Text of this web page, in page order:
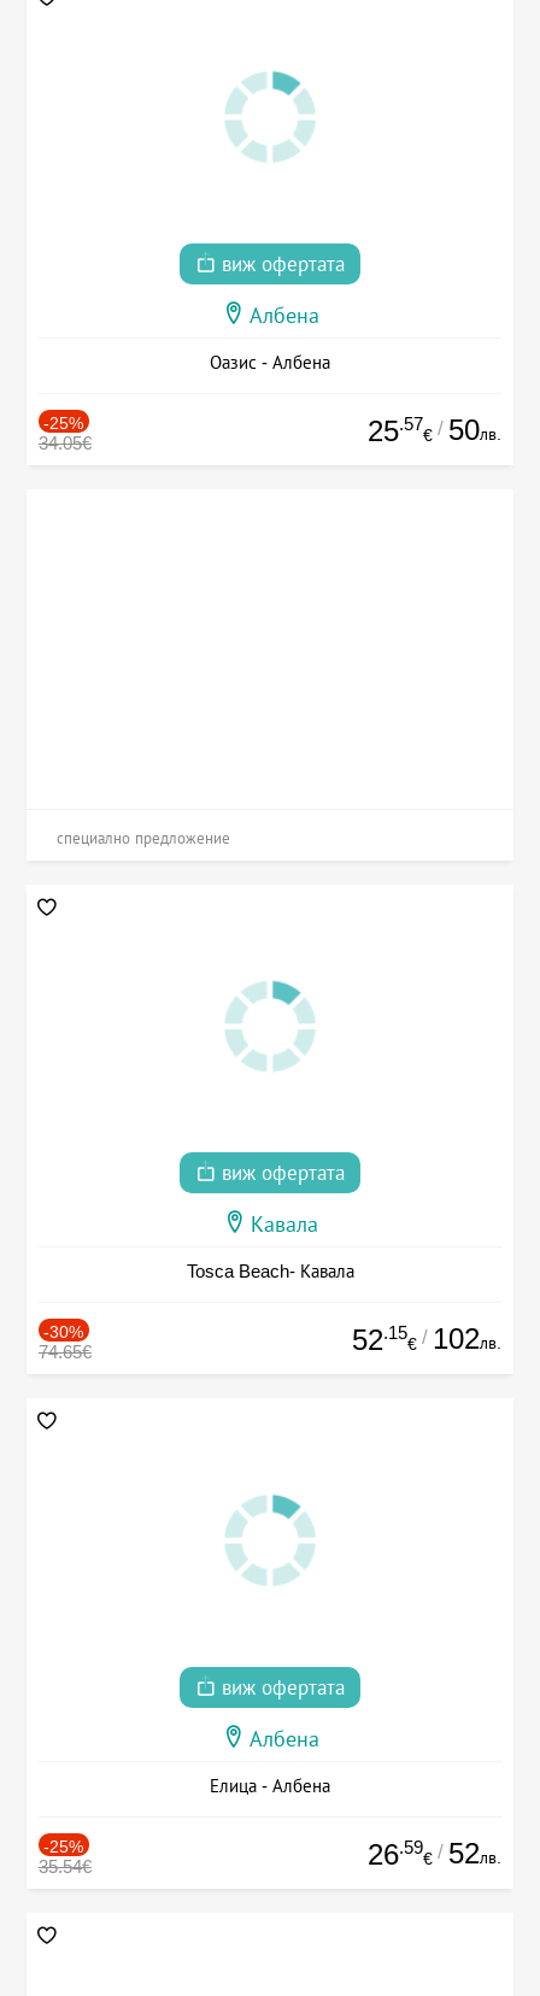
виж офертата
Албена
Оазис - Албена
-25%
34.05€ 25.57
€ / 50лв.
специално предложение
виж офертата
Кавала
Tosca Beach- Кавала
-30%
74.65€ 52.15
€ / 102лв.
виж офертата
Албена
Елица - Албена
-25%
35.54€ 26.59
€ / 52лв.